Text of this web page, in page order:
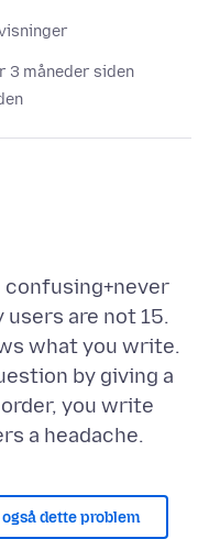
måneder siden
confusing+never
are not 15.
what you write.
by giving a
you write
dette problem